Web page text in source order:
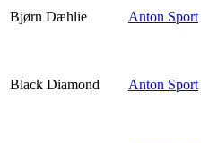
Bjørn Dæhlie Anton Sport
Black Diamond Anton Sport